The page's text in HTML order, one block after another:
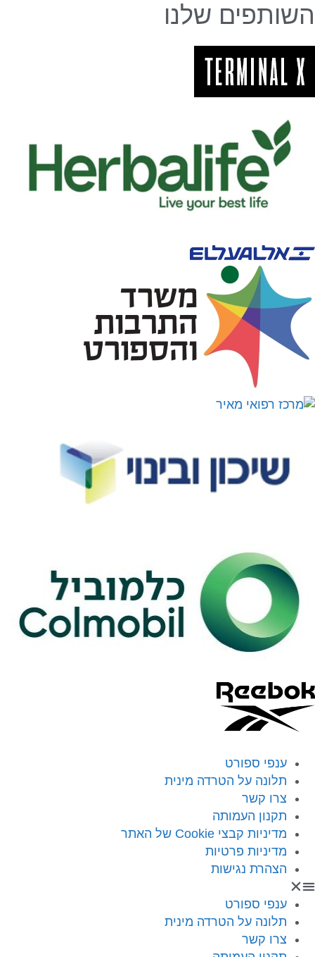
השותפים שלנו
ענפי ספורט
תלונה על הטרדה מינית
צרו קשר
תקנון העמותה
מדיניות קבצי Cookie של האתר
מדיניות פרטיות
הצהרת נגישות
ענפי ספורט
תלונה על הטרדה מינית
צרו קשר